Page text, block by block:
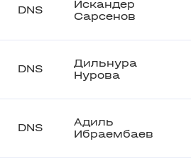
DNS
Искандер
Сарсенов
DNS
Дильнура
Нурова
DNS
Адиль
Ибраембаев